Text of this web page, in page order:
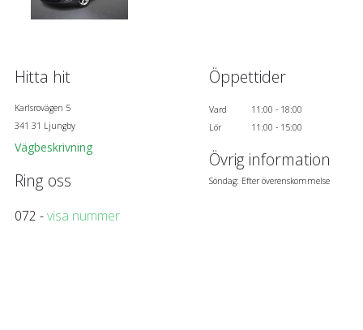
Hitta hit
Karlsrovägen 5
341 31 Ljungby
Vägbeskrivning
Ring oss
072 -visa nummer
Öppettider
Vard
11:00 - 18:00
Lör
11:00 - 15:00
Övrig information
Söndag: Efter överenskommelse